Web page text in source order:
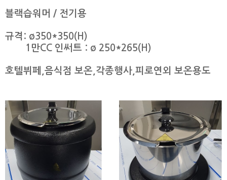
블랙습워머 / 전기용
규격: ø350*350(H)
1만CC 인써트 : ø 250*265(H)
호텔뷔페,음식점 보온,각종행사,피로연외 보온용도